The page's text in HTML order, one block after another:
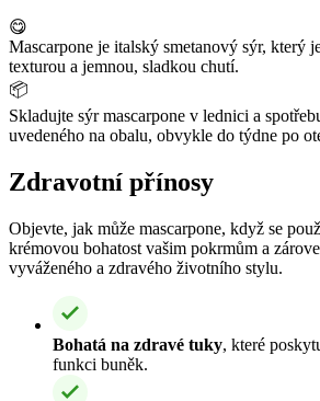
😋
Mascarpone je italský smetanový sýr, který
texturou a jemnou, sladkou chutí.
📦
Skladujte sýr mascarpone v lednici a
uvedeného na obalu, obvykle do týdne po
Zdravotní přínosy
Objevte, jak může mascarpone, když se
krémovou bohatost vašim pokrmům a
vyváženého a zdravého životního stylu.
Bohatá na zdravé tuky, které
funkci buněk.